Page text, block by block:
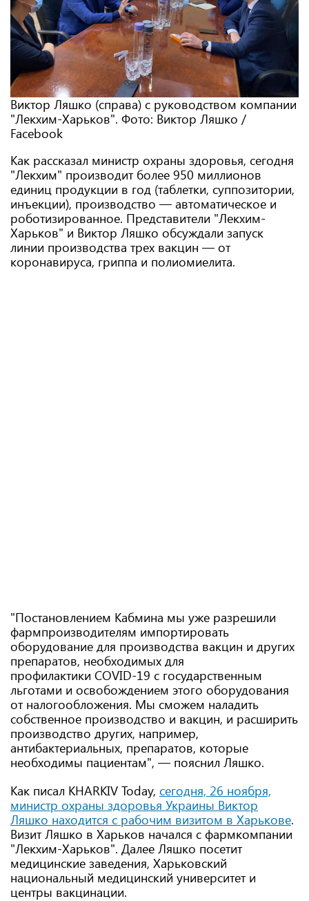
Виктор Ляшко (справа) с руководством компании
"Лекхим-Харьков". Фото: Виктор Ляшко /
Facebook
Как рассказал министр охраны здоровья, сегодня
"Лекхим" производит более 950 миллионов
единиц продукции в год (таблетки, суппозитории,
инъекции), производство — автоматическое и
роботизированное. Представители "Лекхим-
Харьков" и Виктор Ляшко обсуждали запуск
линии производства трех вакцин — от
коронавируса, гриппа и полиомиелита.
"Постановлением Кабмина мы уже разрешили
фармпроизводителям импортировать
оборудование для производства вакцин и других
препаратов, необходимых для
профилактики COVID-19 с государственным
льготами и освобождением этого оборудования
от налогообложения. Мы сможем наладить
собственное производство и вакцин, и расширить
производство других, например,
антибактериальных, препаратов, которые
необходимы пациентам", — пояснил Ляшко.
Как писал KHARKIV Today, сегодня, 26 ноября,
министр охраны здоровья Украины Виктор
Ляшко находится с рабочим визитом в Харькове.
Визит Ляшко в Харьков начался с фармкомпании
"Лекхим-Харьков". Далее Ляшко посетит
медицинские заведения, Харьковский
национальный медицинский университет и
центры вакцинации.